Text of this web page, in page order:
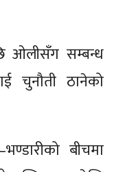
ओलीसँग सम्बन्ध
चुनौती ठानेको
बीचमा